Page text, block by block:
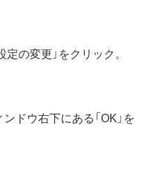
の変更」をクリック。
ドウ右下にある「OK」を